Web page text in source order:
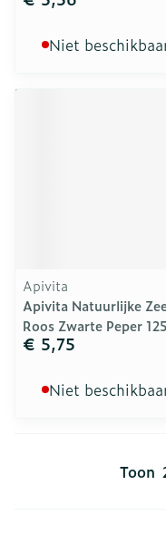
Niet
Apivita
Apivita Natuurlijke
Roos Zwarte Peper
€ 5,75
Niet
Toon